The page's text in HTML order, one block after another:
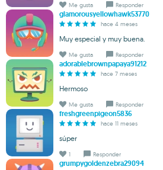
Me gusta Responder
glamorousyellowhawk53770
hace 4 meses
Muy especial y muy buena.
Me gusta Responder
adorablebrownpapaya91212
hace 7 meses
Hermoso
Me gusta Responder
freshgreenpigeon5836
hace 11 meses
súper
1 Responder
grumpygoldenzebra29094